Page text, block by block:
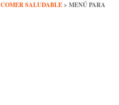
COMER SALUDABLE> MENÚ PARA